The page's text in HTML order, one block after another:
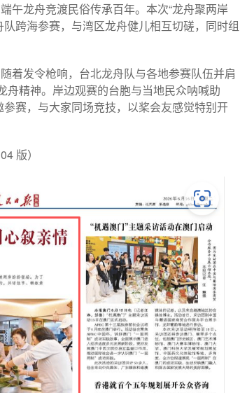
午龙舟竞渡民俗传承百年。本次“龙舟聚两岸
跨海参赛，与湾区龙舟健儿相互切磋，同时组
着发令枪响，台北龙舟队与各地参赛队伍并肩
舟精神。岸边观赛的台胞与当地民众呐喊助
赛，与大家同场竞技，以桨会友感觉特别开
版）